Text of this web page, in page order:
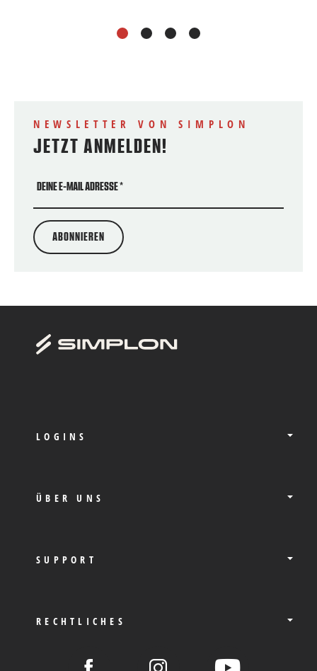
1 2 3 4
NEWSLETTER VON SIMPLON
JETZT ANMELDEN!
DEINE E-MAIL ADRESSE*
ABONNIEREN
LOGINS
ÜBER UNS
SUPPORT
RECHTLICHES